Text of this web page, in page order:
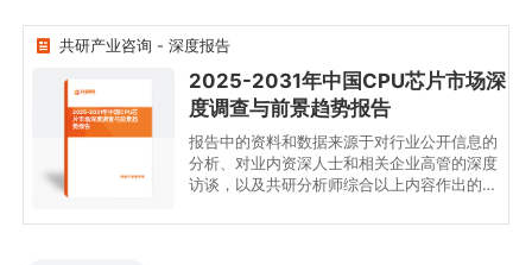
共研产业咨询 - 深度报告
2025-2031年中国CPU芯
片市场深度调查与前景趋
势报告
2025-2031年中国CPU芯片市场深
度调查与前景趋势报告
报告中的资料和数据来源于对行业公开信息的
分析、对业内资深人士和相关企业高管的深度
访谈，以及共研分析师综合以上内容作出的专
立的产业分析模型，并结合市场分析、行业分